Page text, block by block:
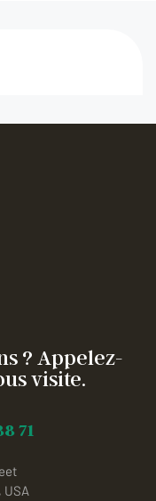
? Appelez-
visite.
71
USA